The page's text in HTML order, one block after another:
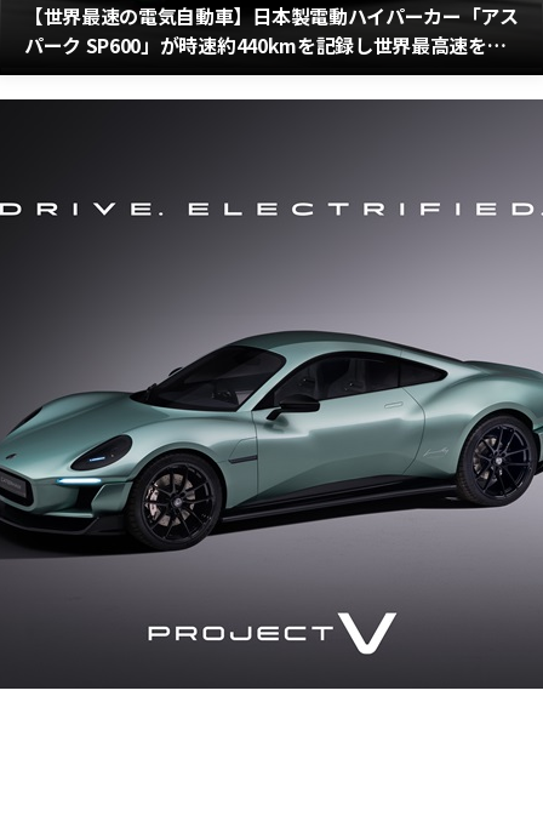
【世界最速の電気自動車】日本製電動ハイパーカー「アス
パーク SP600」が時速約440kmを記録し世界最高速を樹
立